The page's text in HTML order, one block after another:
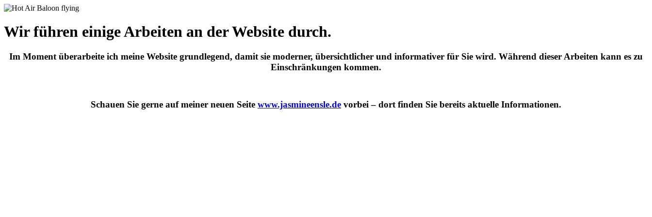
Wir führen einige Arbeiten an der Website durch.
Im Moment überarbeite ich meine Website grundlegend, damit sie moderner, übersichtlicher und informativer für Sie wird. Während dieser Arbeiten kann es zu
Einschränkungen kommen.
Schauen Sie gerne auf meiner neuen Seite www.jasmineensle.de vorbei – dort finden Sie bereits aktuelle Informationen.